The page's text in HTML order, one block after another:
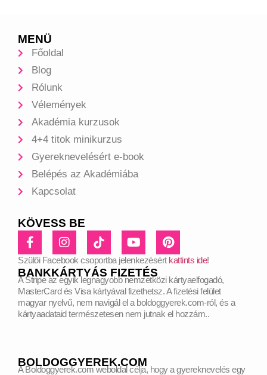
MENÜ
Főoldal
Blog
Rólunk
Vélemények
Akadémia kurzusok
4+4 titok minikurzus
Gyereknevelésért e-book
Belépés az Akadémiába
Kapcsolat
KÖVESS BE
Szülői Facebook csoportba jelenkezésért kattints ide!
BANKKÁRTYÁS FIZETÉS
A Stripe az egyik legnagyobb nemzetközi kártyaelfogadó,
MasterCard és Visa kártyával fizethetsz. A fizetési felület
magyar nyelvű, nem navigál el a boldoggyerek.com-ról, és a
kártyaadataid természetesen nem jutnak el hozzám..
BOLDOGGYEREK.COM
A Boldoggyerek.com weboldal célja, hogy a gyereknevelés egy